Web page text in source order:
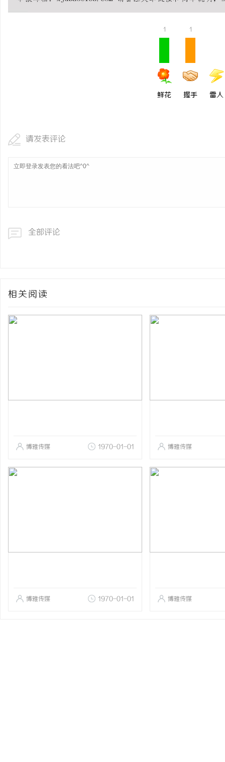
1
鲜花
1
握手 雷人
请发表评论
全部评论
相关阅读
博雅传媒 1970-01-01 博雅传媒
博雅传媒 1970-01-01 博雅传媒